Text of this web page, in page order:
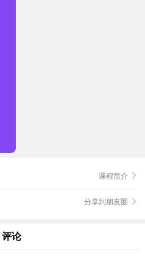
课程简介
分享到朋友圈
评论